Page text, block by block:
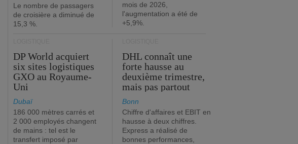
Le nombre de passagers
de croisière a diminué de
15,3 %.
mois de 2026,
l'augmentation a été de
+5,9%.
DP World acquiert
six sites logistiques
GXO au Royaume-
Uni
Dubaï
186 000 mètres carrés et
2 000 employés changent
de mains : tel est le
transfert imposé par
DHL connaît une
forte hausse au
deuxième trimestre,
mais pas partout
Bonn
Chiffre d'affaires et EBIT en
hausse à deux chiffres.
Express a réalisé de
bonnes performances,